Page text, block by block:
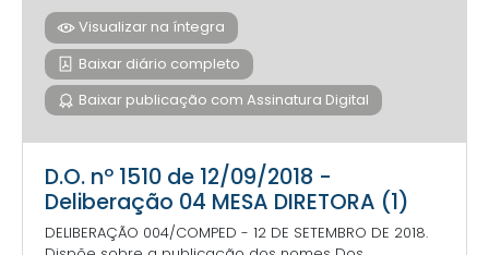
Visualizar na íntegra
Baixar diário completo
Baixar publicação com Assinatura Digital
D.O. nº 1510 de 12/09/2018 -
Deliberação 04 MESA DIRETORA (1)
DELIBERAÇÃO 004/COMPED - 12 DE SETEMBRO DE 2018.